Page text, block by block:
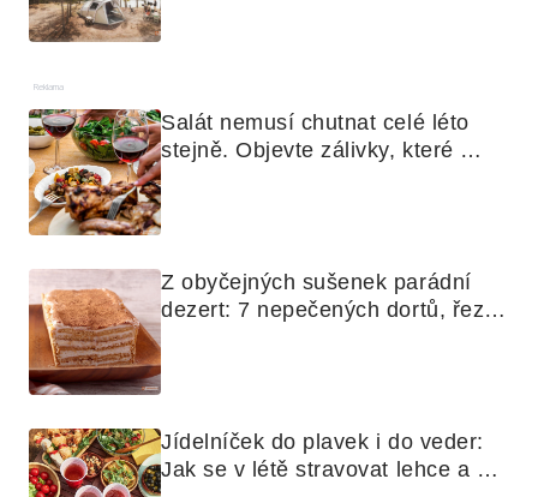
Reklama
Salát nemusí chutnat celé léto
stejně. Objevte zálivky, které
Z obyčejných sušenek parádní
dezert: 7 nepečených dortů, řezů
Jídelníček do plavek i do veder:
Jak se v létě stravovat lehce a